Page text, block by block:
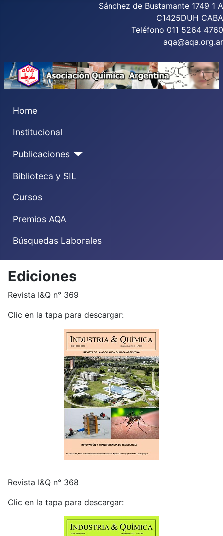
Sánchez de Bustamante 1749 1 A
C1425DUH CABA
Teléfono 011 5264 4760
aqa@aqa.org.ar
Home
Institucional
Publicaciones
Biblioteca y SIL
Cursos
Premios AQA
Búsquedas Laborales
Ediciones
Revista I&Q n° 369
Clic en la tapa para descargar:
Revista I&Q n° 368
Clic en la tapa para descargar: